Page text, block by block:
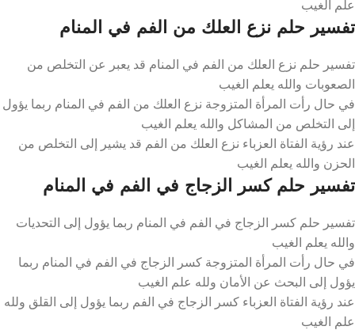
علم الغيب
تفسير حلم نزع العلك من الفم في المنام
تفسير حلم نزع العلك من الفم في المنام قد يعبر عن التخلص من
الصعوبات والله يعلم الغيب
في حال رأت المرأة المتزوجة نزع العلك من الفم في المنام ربما يؤول
إلى التخلص من المشاكل والله يعلم الغيب
عند رؤية الفتاة العزباء نزع العلك من الفم قد يشير إلى التخلص من
الحزن والله يعلم الغيب
تفسير حلم كسر الزجاج في الفم في المنام
تفسير حلم كسر الزجاج في الفم في المنام ربما يؤول إلى التحديات
والله يعلم الغيب
في حال رأت المرأة المتزوجة كسر الزجاج في الفم في المنام ربما
يؤول إلى البحث عن الأمان ولله علم الغيب
عند رؤية الفتاة العزباء كسر الزجاج في الفم ربما يؤول إلى القلق ولله
علم الغيب